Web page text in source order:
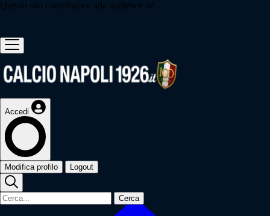
Questo sito contribuisce alla audience de
Accedi
Modifica profilo Logout
Cerca